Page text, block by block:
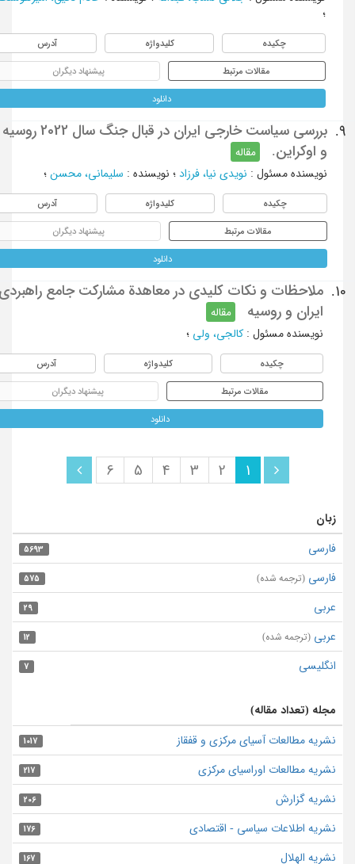
چکیده کلیدواژه آدرس
مقالات مرتبط پیشنهاد دیگران
دانلود
9.
بررسی سیاست خارجی ایران در قبال جنگ سال 2022 روسیه
و اوکراین.
مقاله
نویسنده مسئول : نویدی نیا، فرزاد؛ نویسنده: سلیمانی، محسن؛
چکیده کلیدواژه آدرس
مقالات مرتبط پیشنهاد دیگران
دانلود
10.
ملاحظات و نکات کلیدی در معاهدة مشارکت جامع راهبردی
ایران و روسیه
مقاله
نویسنده مسئول : کالجی، ولی ؛
چکیده کلیدواژه آدرس
مقالات مرتبط پیشنهاد دیگران
دانلود
1
2
3
4
5
6
زبان
فارسی 5693
فارسی (ترجمه شده) 575
عربی 29
عربی (ترجمه شده) 12
انگلیسی 7
مجله (تعداد مقاله)
نشریه مطالعات آسیای مرکزی و قفقاز 1017
نشریه مطالعات اوراسیای مرکزی 217
نشریه گزارش 206
نشریه اطلاعات سیاسی - اقتصادی 176
نشریه الهلال 167